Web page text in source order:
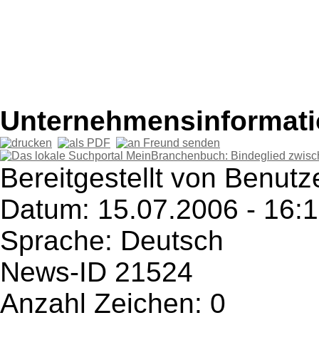
Bereitgestellt von
Datum: 15.07.2006 -
Sprache: Deutsch
News-ID 21524
Anzahl Zeichen: 0